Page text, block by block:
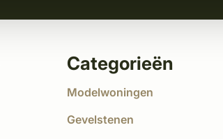
Categorieën
Modelwoningen
Gevelstenen